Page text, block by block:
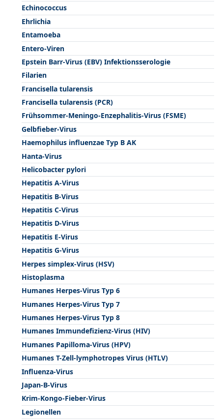
Echinococcus
Ehrlichia
Entamoeba
Entero-Viren
Epstein Barr-Virus (EBV) Infektionsserologie
Filarien
Francisella tularensis
Francisella tularensis (PCR)
Frühsommer-Meningo-Enzephalitis-Virus (FSME)
Gelbfieber-Virus
Haemophilus influenzae Typ B AK
Hanta-Virus
Helicobacter pylori
Hepatitis A-Virus
Hepatitis B-Virus
Hepatitis C-Virus
Hepatitis D-Virus
Hepatitis E-Virus
Hepatitis G-Virus
Herpes simplex-Virus (HSV)
Histoplasma
Humanes Herpes-Virus Typ 6
Humanes Herpes-Virus Typ 7
Humanes Herpes-Virus Typ 8
Humanes Immundefizienz-Virus (HIV)
Humanes Papilloma-Virus (HPV)
Humanes T-Zell-lymphotropes Virus (HTLV)
Influenza-Virus
Japan-B-Virus
Krim-Kongo-Fieber-Virus
Legionellen